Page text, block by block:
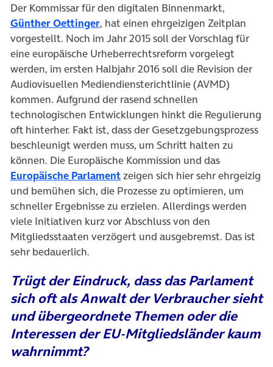
Der Kommissar für den digitalen Binnenmarkt,
Günther Oettinger(öffnet in neuem Tab)
, hat einen ehrgeizigen Zeitplan
vorgestellt. Noch im Jahr 2015 soll der Vorschlag für
eine europäische Urheberrechtsreform vorgelegt
werden, im ersten Halbjahr 2016 soll die Revision der
Audiovisuellen Mediendiensterichtlinie (AVMD)
kommen. Aufgrund der rasend schnellen
technologischen Entwicklungen hinkt die Regulierung
oft hinterher. Fakt ist, dass der Gesetzgebungsprozess
beschleunigt werden muss, um Schritt halten zu
können. Die Europäische Kommission und das
Europäische Parlament(öffnet in neuem Tab)
zeigen sich hier sehr ehrgeizig
und bemühen sich, die Prozesse zu optimieren, um
schneller Ergebnisse zu erzielen. Allerdings werden
viele Initiativen kurz vor Abschluss von den
Mitgliedsstaaten verzögert und ausgebremst. Das ist
sehr bedauerlich.
Trügt der Eindruck, dass das Parlament
sich oft als Anwalt der Verbraucher sieht
und übergeordnete Themen oder die
Interessen der EU-Mitgliedsländer kaum
wahrnimmt?